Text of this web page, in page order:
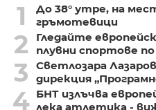
1
До 38° утре, на
гръмотевици
2
Гледайте
плувни спортове
3
Светлозара
дирекция
4 БНТ излъчва
лека атлетика -